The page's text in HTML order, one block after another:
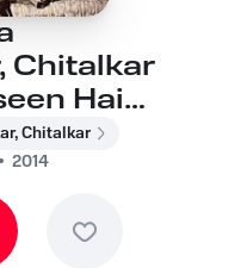
Chitalkar
Hai
Chitalkar
2014